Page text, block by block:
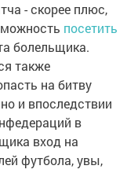
- скорее плюс,
посетить
болельщика.
также
на битву
и впоследствии
в
вход на
футбола, увы,